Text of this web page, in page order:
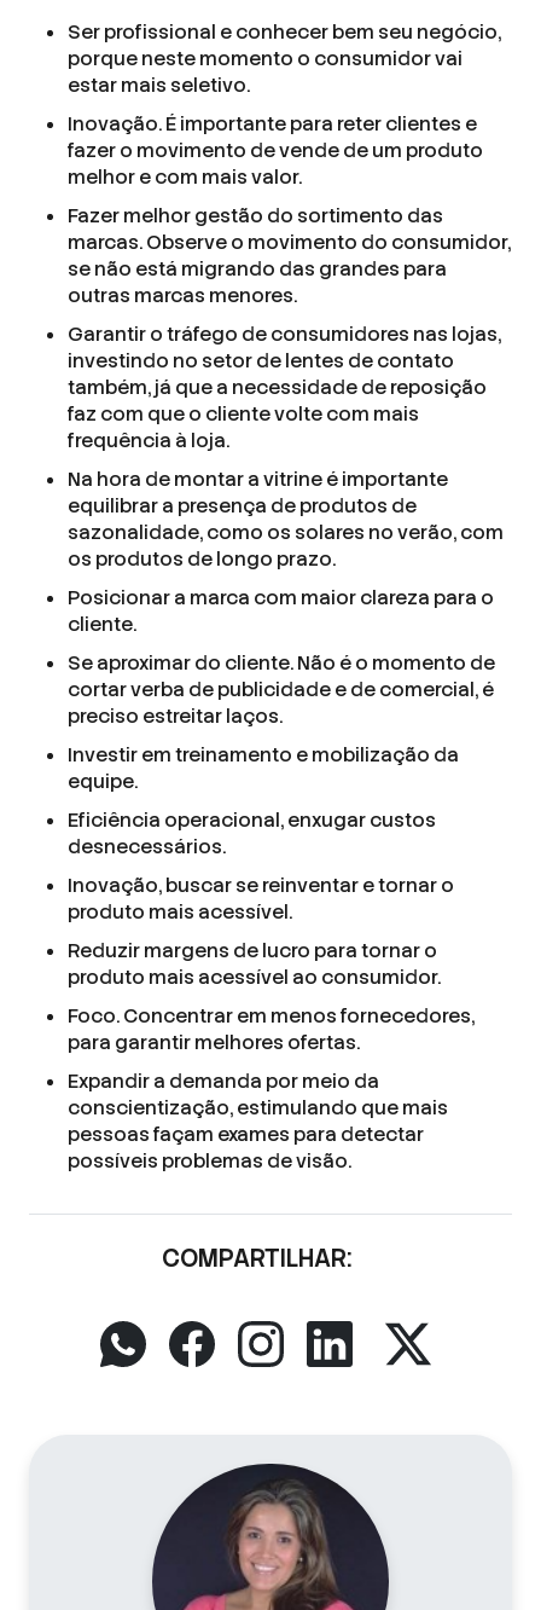
Ser profissional e conhecer bem seu negócio,
porque neste momento o consumidor vai
estar mais seletivo.
Inovação. É importante para reter clientes e
fazer o movimento de vende de um produto
melhor e com mais valor.
Fazer melhor gestão do sortimento das
marcas. Observe o movimento do consumidor,
se não está migrando das grandes para
outras marcas menores.
Garantir o tráfego de consumidores nas lojas,
investindo no setor de lentes de contato
também, já que a necessidade de reposição
faz com que o cliente volte com mais
frequência à loja.
Na hora de montar a vitrine é importante
equilibrar a presença de produtos de
sazonalidade, como os solares no verão, com
os produtos de longo prazo.
Posicionar a marca com maior clareza para o
cliente.
Se aproximar do cliente. Não é o momento de
cortar verba de publicidade e de comercial, é
preciso estreitar laços.
Investir em treinamento e mobilização da
equipe.
Eficiência operacional, enxugar custos
desnecessários.
Inovação, buscar se reinventar e tornar o
produto mais acessível.
Reduzir margens de lucro para tornar o
produto mais acessível ao consumidor.
Foco. Concentrar em menos fornecedores,
para garantir melhores ofertas.
Expandir a demanda por meio da
conscientização, estimulando que mais
pessoas façam exames para detectar
possíveis problemas de visão.
COMPARTILHAR: